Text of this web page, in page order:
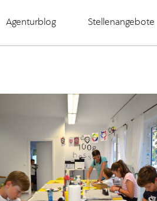
Agenturblog Stellenangebote